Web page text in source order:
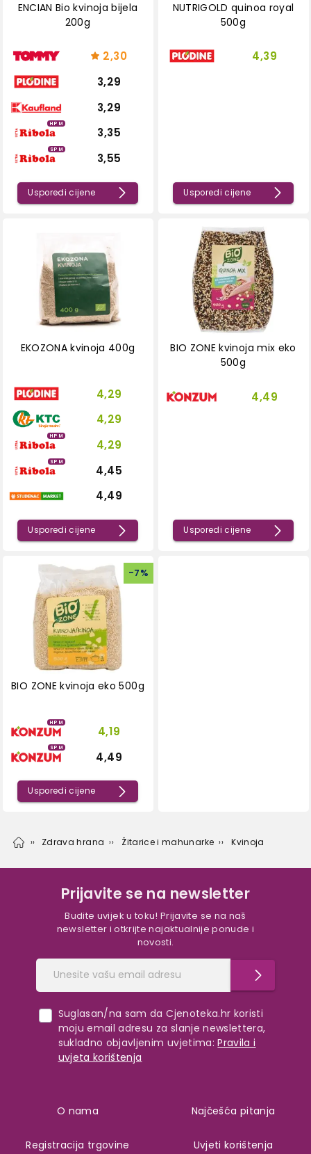
ENCIAN Bio kvinoja bijela
200g
2,30
3,29
3,29
HPM
3,35
SPM
3,55
Usporedi cijene
NUTRIGOLD quinoa royal
500g
4,39
Usporedi cijene
EKOZONA kvinoja 400g
4,29
4,29
HPM
4,29
SPM
4,45
4,49
Usporedi cijene
BIO ZONE kvinoja mix eko
500g
4,49
Usporedi cijene
-7%
BIO ZONE kvinoja eko 500g
HPM
4,19
SPM
4,49
Usporedi cijene
Zdrava hrana Žitarice i mahunarke Kvinoja
Prijavite se na newsletter
Budite uvijek u toku! Prijavite se na naš
newsletter i otkrijte najaktualnije ponude i
novosti.
Suglasan/na sam da Cjenoteka.hr koristi
moju email adresu za slanje newslettera,
sukladno objavljenim uvjetima: Pravila i
uvjeta korištenja
O nama
Registracija trgovine
Najčešća pitanja
Uvjeti korištenja